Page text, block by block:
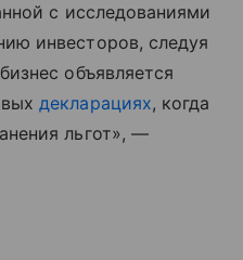
с исследованиями
инвесторов, следуя
объявляется
декларациях, когда
льгот», —